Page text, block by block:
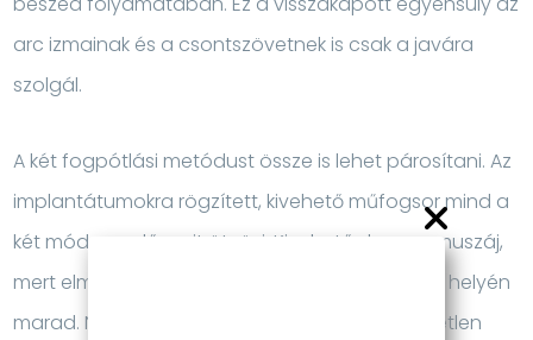
arc izmainak és a csontszövetnek is csak a javára
szolgál.
A két fogpótlási metódust össze is lehet párosítani. Az
implantátumokra rögzített, kivehető műfogsor mind a
két módszer előnyeit ötvözi. Kivehető de nem muszáj,
mert elmozdulni nem tud, így alvás közben is a helyén
marad. Nem nyom, az ínyhez igazodás kellemetlen